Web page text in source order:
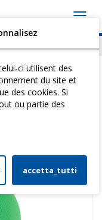
>Ballons De Gym>
ci utilisent des
du site et
des cookies. Si
ou partie des
accetta_tutti